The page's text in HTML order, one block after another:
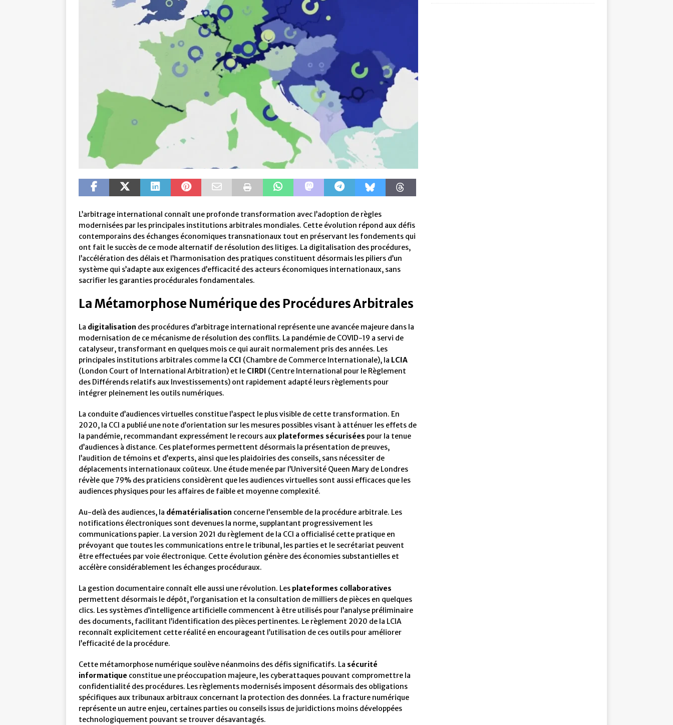
L’arbitrage international connaît une profonde transformation avec l’adoption de règles
modernisées par les principales institutions arbitrales mondiales. Cette évolution répond aux défis
contemporains des échanges économiques transnationaux tout en préservant les fondements qui
ont fait le succès de ce mode alternatif de résolution des litiges. La digitalisation des procédures,
l’accélération des délais et l’harmonisation des pratiques constituent désormais les piliers d’un
système qui s’adapte aux exigences d’efficacité des acteurs économiques internationaux, sans
sacrifier les garanties procédurales fondamentales.
La Métamorphose Numérique des Procédures Arbitrales
La digitalisation des procédures d’arbitrage international représente une avancée majeure dans la
modernisation de ce mécanisme de résolution des conflits. La pandémie de COVID-19 a servi de
catalyseur, transformant en quelques mois ce qui aurait normalement pris des années. Les
principales institutions arbitrales comme la CCI (Chambre de Commerce Internationale), la LCIA
(London Court of International Arbitration) et le CIRDI (Centre International pour le Règlement
des Différends relatifs aux Investissements) ont rapidement adapté leurs règlements pour
intégrer pleinement les outils numériques.
La conduite d’audiences virtuelles constitue l’aspect le plus visible de cette transformation. En
2020, la CCI a publié une note d’orientation sur les mesures possibles visant à atténuer les effets de
la pandémie, recommandant expressément le recours aux plateformes sécurisées pour la tenue
d’audiences à distance. Ces plateformes permettent désormais la présentation de preuves,
l’audition de témoins et d’experts, ainsi que les plaidoiries des conseils, sans nécessiter de
déplacements internationaux coûteux. Une étude menée par l’Université Queen Mary de Londres
révèle que 79% des praticiens considèrent que les audiences virtuelles sont aussi efficaces que les
audiences physiques pour les affaires de faible et moyenne complexité.
Au-delà des audiences, la dématérialisation concerne l’ensemble de la procédure arbitrale. Les
notifications électroniques sont devenues la norme, supplantant progressivement les
communications papier. La version 2021 du règlement de la CCI a officialisé cette pratique en
prévoyant que toutes les communications entre le tribunal, les parties et le secrétariat peuvent
être effectuées par voie électronique. Cette évolution génère des économies substantielles et
accélère considérablement les échanges procéduraux.
La gestion documentaire connaît elle aussi une révolution. Les plateformes collaboratives
permettent désormais le dépôt, l’organisation et la consultation de milliers de pièces en quelques
clics. Les systèmes d’intelligence artificielle commencent à être utilisés pour l’analyse préliminaire
des documents, facilitant l’identification des pièces pertinentes. Le règlement 2020 de la LCIA
reconnaît explicitement cette réalité en encourageant l’utilisation de ces outils pour améliorer
l’efficacité de la procédure.
Cette métamorphose numérique soulève néanmoins des défis significatifs. La sécurité
informatique constitue une préoccupation majeure, les cyberattaques pouvant compromettre la
confidentialité des procédures. Les règlements modernisés imposent désormais des obligations
spécifiques aux tribunaux arbitraux concernant la protection des données. La fracture numérique
représente un autre enjeu, certaines parties ou conseils issus de juridictions moins développées
technologiquement pouvant se trouver désavantagés.